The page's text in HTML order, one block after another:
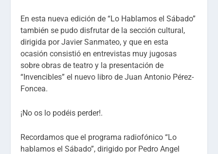
En esta nueva edición de “Lo Hablamos el Sábado”
también se pudo disfrutar de la sección cultural,
dirigida por Javier Sanmateo, y que en esta
ocasión consistió en entrevistas muy jugosas
sobre obras de teatro y la presentación de
“Invencibles” el nuevo libro de Juan Antonio Pérez-
Foncea.
¡No os lo podéis perder!.
Recordamos que el programa radiofónico “Lo
hablamos el Sábado”, dirigido por Pedro Angel